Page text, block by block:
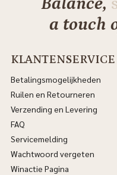
a touch
KLANTENSERVICE
Betalingsmogelijkheden
Ruilen en Retourneren
Verzending en Levering
FAQ
Servicemelding
Wachtwoord vergeten
Winactie Pagina